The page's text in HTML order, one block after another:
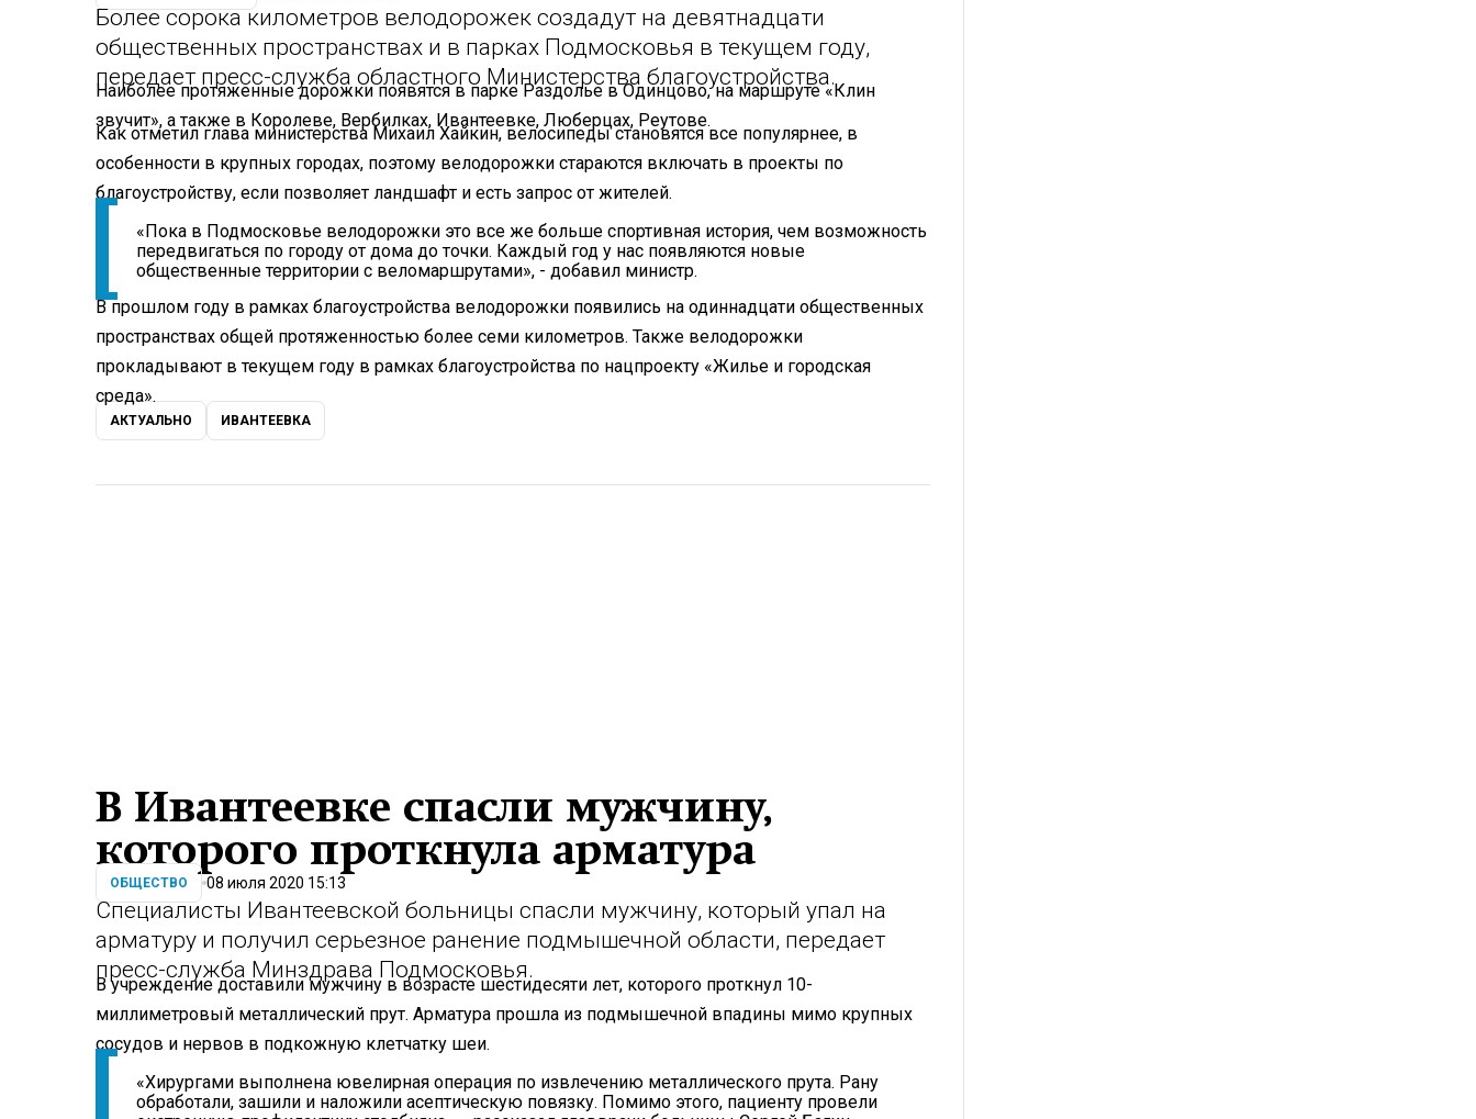
Более сорока километров велодорожек создадут на девятнадцати
общественных пространствах и в парках Подмосковья в текущем году,
передает пресс-служба областного Министерства благоустройства.
Наиболее протяженные дорожки появятся в парке Раздолье в Одинцово, на маршруте «Клин
звучит», а также в Королеве, Вербилках, Ивантеевке, Люберцах, Реутове.
Как отметил глава министерства Михаил Хайкин, велосипеды становятся все популярнее, в
особенности в крупных городах, поэтому велодорожки стараются включать в проекты по
благоустройству, если позволяет ландшафт и есть запрос от жителей.
«Пока в Подмосковье велодорожки это все же больше спортивная история, чем возможность
передвигаться по городу от дома до точки. Каждый год у нас появляются новые
общественные территории с веломаршрутами», - добавил министр.
В прошлом году в рамках благоустройства велодорожки появились на одиннадцати общественных
пространствах общей протяженностью более семи километров. Также велодорожки
прокладывают в текущем году в рамках благоустройства по нацпроекту «Жилье и городская
среда».
АКТУАЛЬНО ИВАНТЕЕВКА
В Ивантеевке спасли мужчину,
которого проткнула арматура
ОБЩЕСТВО 08 июля 2020 15:13
Специалисты Ивантеевской больницы спасли мужчину, который упал на
арматуру и получил серьезное ранение подмышечной области, передает
пресс-служба Минздрава Подмосковья.
В учреждение доставили мужчину в возрасте шестидесяти лет, которого проткнул 10-
миллиметровый металлический прут. Арматура прошла из подмышечной впадины мимо крупных
сосудов и нервов в подкожную клетчатку шеи.
«Хирургами выполнена ювелирная операция по извлечению металлического прута. Рану
обработали, зашили и наложили асептическую повязку. Помимо этого, пациенту провели